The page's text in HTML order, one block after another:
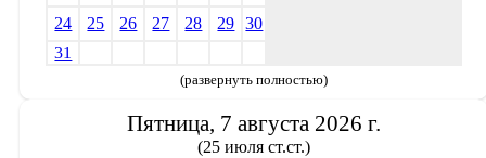
24
25 26 27 28 29
30
31
(развернуть полностью)
Пятница, 7 августа 2026 г.
(25 июля ст.ст.)